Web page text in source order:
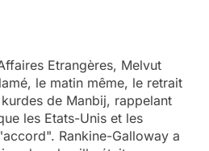
Etrangères, Melvut
le matin même, le retrait
de Manbij, rappelant
les Etats-Unis et les
Rankine-Galloway a